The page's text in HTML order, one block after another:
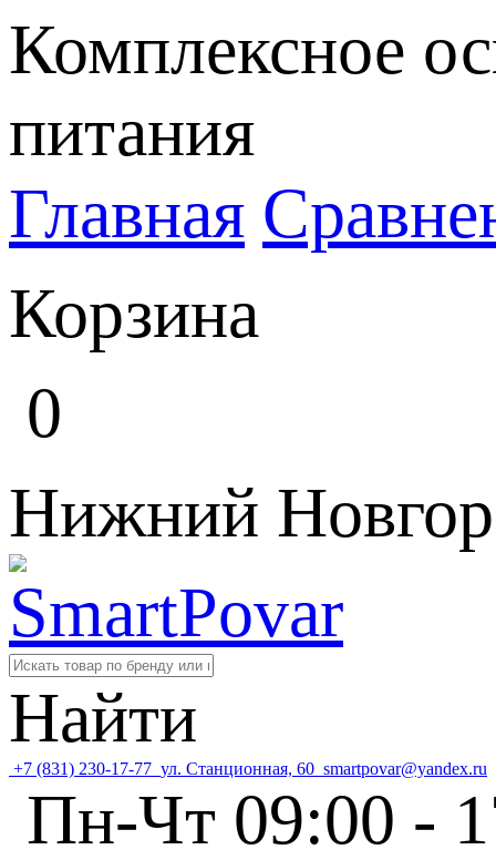
Комплексное
питания
Главная
Корзина
0
Нижний
Найти
+7 (831) 230-17-77 ул. Станционная, 60 smartpovar@yandex.ru
Пн-Чт 09:00 -